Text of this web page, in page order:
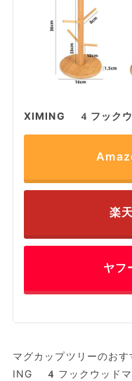
XIMING 4フックウ
楽
ヤフ
マグカップツリーのお
ING 4フックウッドマ